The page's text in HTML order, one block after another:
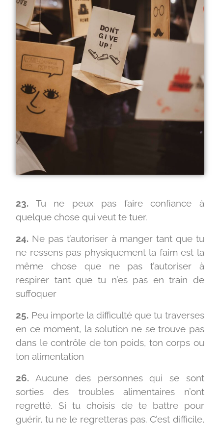
23. Tu ne peux pas faire confiance à
quelque chose qui veut te tuer.
24. Ne pas t’autoriser à manger tant que tu
ne ressens pas physiquement la faim est la
même chose que ne pas t’autoriser à
respirer tant que tu n’es pas en train de
suffoquer
25. Peu importe la difficulté que tu traverses
en ce moment, la solution ne se trouve pas
dans le contrôle de ton poids, ton corps ou
ton alimentation
26. Aucune des personnes qui se sont
sorties des troubles alimentaires n’ont
regretté. Si tu choisis de te battre pour
guérir, tu ne le regretteras pas. C’est difficile,